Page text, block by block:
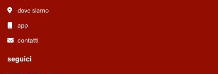
dove siamo
app
contatti
seguici